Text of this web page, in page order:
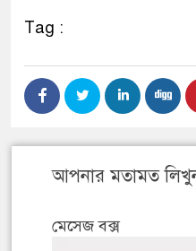
Tag :
আপনার মতামত
মেসেজ বক্স